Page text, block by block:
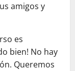
amigos y
es
bien! No hay
Queremos